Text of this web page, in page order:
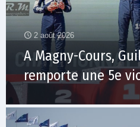
2 août 2026
A Magny-Cours,
remporte une 5e